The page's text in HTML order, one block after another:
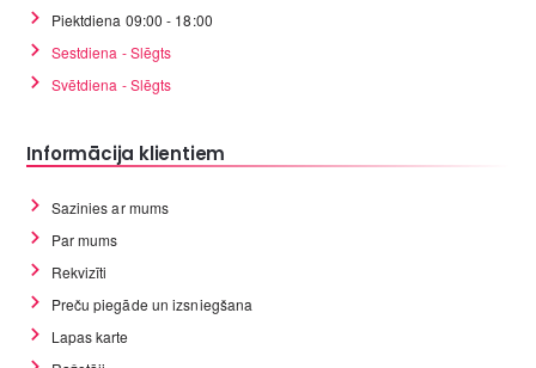
Piektdiena 09:00 - 18:00
Sestdiena - Slēgts
Svētdiena - Slēgts
Informācija klientiem
Sazinies ar mums
Par mums
Rekvizīti
Preču piegāde un izsniegšana
Lapas karte